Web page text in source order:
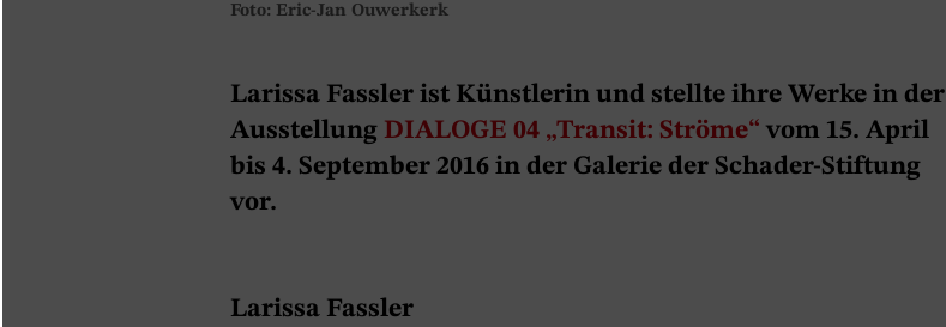
Foto: Eric-Jan Ouwerkerk
Larissa Fassler ist Künstlerin und stellte ihre Werke in der
Ausstellung DIALOGE 04 „Transit: Ströme“ vom 15. April
bis 4. September 2016 in der Galerie der Schader-Stiftung
vor.
Larissa Fassler